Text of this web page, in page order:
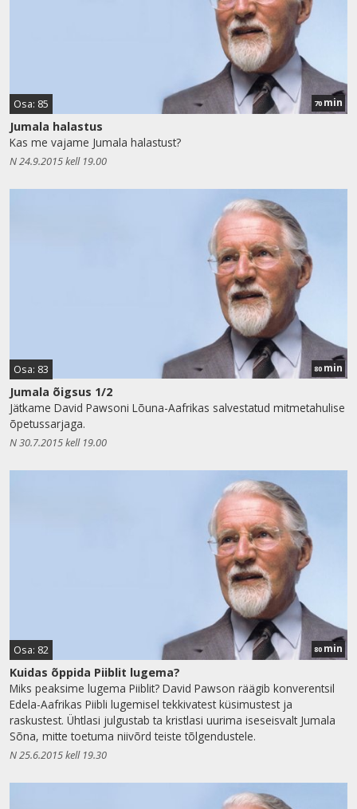
Osa: 85 70 min
Jumala halastus
Kas me vajame Jumala halastust?
N 24.9.2015 kell 19.00
Osa: 83 80 min
Jumala õigsus 1/2
Jätkame David Pawsoni Lõuna-Aafrikas salvestatud mitmetahulise
õpetussarjaga.
N 30.7.2015 kell 19.00
Osa: 82 80 min
Kuidas õppida Piiblit lugema?
Miks peaksime lugema Piiblit? David Pawson räägib konverentsil
Edela-Aafrikas Piibli lugemisel tekkivatest küsimustest ja
raskustest. Ühtlasi julgustab ta kristlasi uurima iseseisvalt Jumala
Sõna, mitte toetuma niivõrd teiste tõlgendustele.
N 25.6.2015 kell 19.30